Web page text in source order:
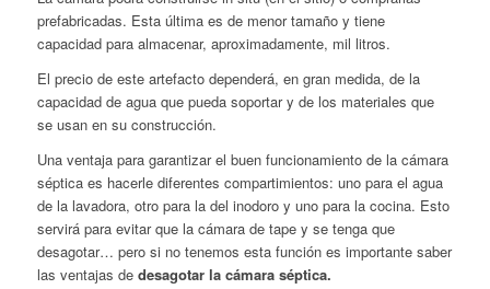
prefabricadas. Esta última es de menor tamaño y tiene
capacidad para almacenar, aproximadamente, mil litros.
El precio de este artefacto dependerá, en gran medida, de la
capacidad de agua que pueda soportar y de los materiales que
se usan en su construcción.
Una ventaja para garantizar el buen funcionamiento de la cámara
séptica es hacerle diferentes compartimientos: uno para el agua
de la lavadora, otro para la del inodoro y uno para la cocina. Esto
servirá para evitar que la cámara de tape y se tenga que
desagotar… pero si no tenemos esta función es importante saber
las ventajas de desagotar la cámara séptica.